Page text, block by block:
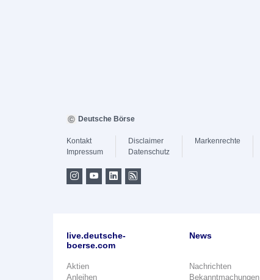
Deutsche Börse
Kontakt
Impressum
Disclaimer
Datenschutz
Markenrechte
live.deutsche-
boerse.com
Aktien
Anleihen
News
Nachrichten
Bekanntmachungen